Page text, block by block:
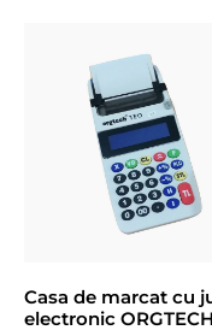
Casa de marcat cu
electronic